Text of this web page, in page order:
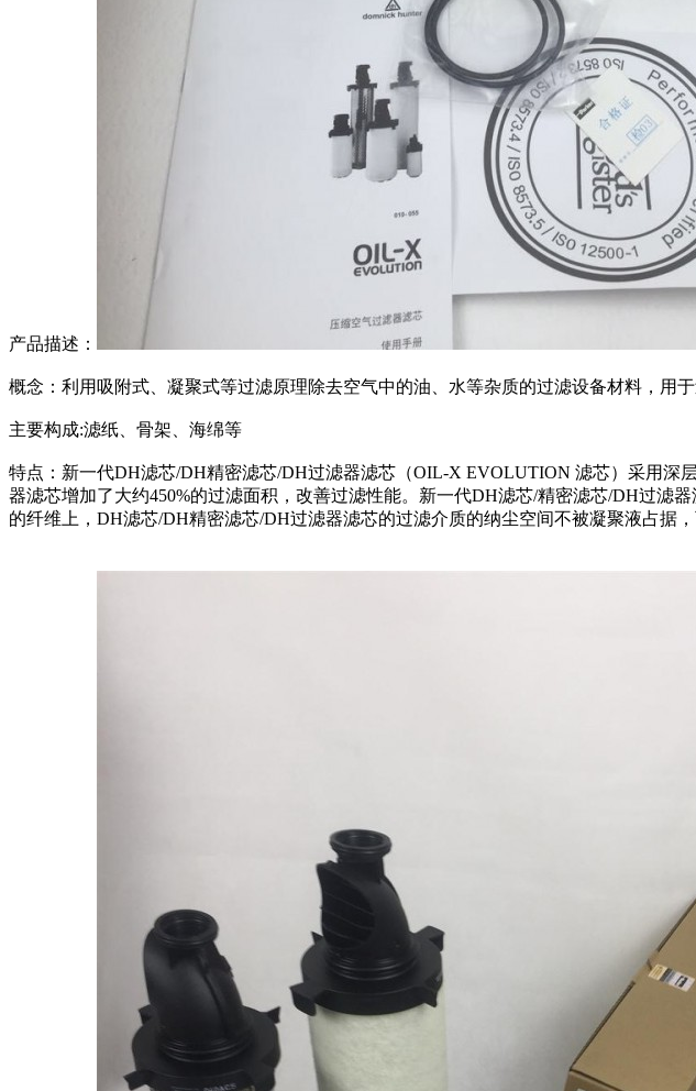
产品描述：
概念：利用吸附式、凝聚式等过滤原理除去空气中的油、水等杂质的过滤设备材料，用于
主要构成:滤纸、骨架、海绵等
特点：新一代DH滤芯/DH精密滤芯/DH过滤器滤芯（OIL-X EVOLUTION 滤芯）采用深
器滤芯增加了大约450%的过滤面积，改善过滤性能。新一代DH滤芯/精密滤芯/DH过滤
的纤维上，DH滤芯/DH精密滤芯/DH过滤器滤芯的过滤介质的纳尘空间不被凝聚液占据